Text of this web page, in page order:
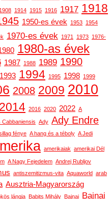
1908 1914 1915 1916 1917 1918
1950-es évek 1953 1954
1970-es évek 1971 1973 1976-
1980-as évek
1987 1988 1989 1990
1993 1994 1995 1998 1999
2008 2009 2010
2014 2016 2020 2022 A
Cabbaniensis Ady Ady Endre
fénye A hang és a téboly A Jedi
amerikaiak amerikai Dél
A Nagy Fejedelem Andrej Rubljov
antiszemitizmus-vita Aquaworld arab
Ausztria-Magyarország
lángja Babits Mihály Bajnai Bajnai